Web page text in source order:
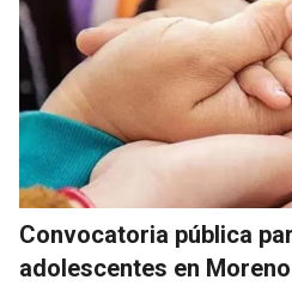
Convocatoria pública
adolescentes en Moreno